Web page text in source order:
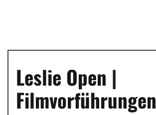
Leslie Open |
Filmvorführungen